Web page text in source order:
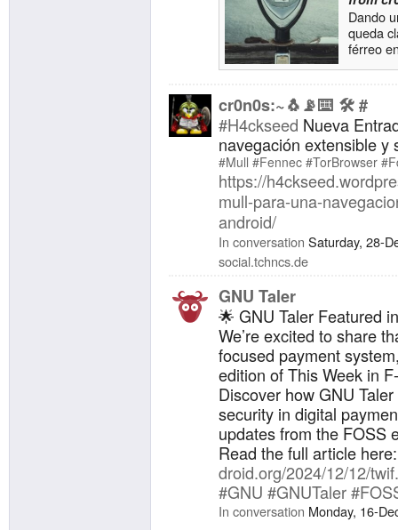
Dando
queda
férreo
cr0n0s:~🐧📡⌨️ 🛠️ #
#H4ckseed Nueva
navegación extensible y
#Mull #Fennec #TorBrowser
https://
mull-para-una-
android/
In conversation Saturday, 28-
social.tchncs.de
GNU Taler
🌟 GNU Taler Featured
We’re excited to share
focused payment
edition of This Week in
Discover how GNU
security in digital
updates from the FOSS
Read the full article
droid.org/2024/12/12/
#GNU #GNUTaler
In conversation Monday, 16-